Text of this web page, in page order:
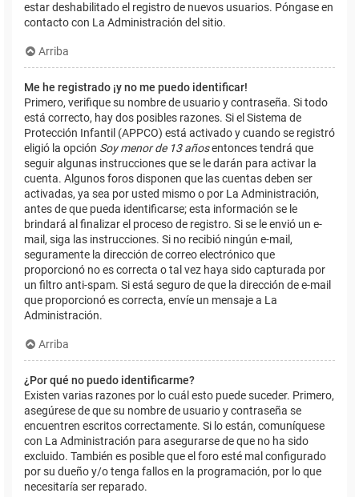
estar deshabilitado el registro de nuevos usuarios. Póngase en
contacto con La Administración del sitio.
Arriba
Me he registrado ¡y no me puedo identificar!
Primero, verifique su nombre de usuario y contraseña. Si todo
está correcto, hay dos posibles razones. Si el Sistema de
Protección Infantil (APPCO) está activado y cuando se registró
eligió la opción Soy menor de 13 añosentonces tendrá que
seguir algunas instrucciones que se le darán para activar la
cuenta. Algunos foros disponen que las cuentas deben ser
activadas, ya sea por usted mismo o por La Administración,
antes de que pueda identificarse; esta información se le
brindará al finalizar el proceso de registro. Si se le envió un e-
mail, siga las instrucciones. Si no recibió ningún e-mail,
seguramente la dirección de correo electrónico que
proporcionó no es correcta o tal vez haya sido capturada por
un filtro anti-spam. Si está seguro de que la dirección de e-mail
que proporcionó es correcta, envíe un mensaje a La
Administración.
Arriba
¿Por qué no puedo identificarme?
Existen varias razones por lo cuál esto puede suceder. Primero,
asegúrese de que su nombre de usuario y contraseña se
encuentren escritos correctamente. Si lo están, comuníquese
con La Administración para asegurarse de que no ha sido
excluido. También es posible que el foro esté mal configurado
por su dueño y/o tenga fallos en la programación, por lo que
necesitaría ser reparado.